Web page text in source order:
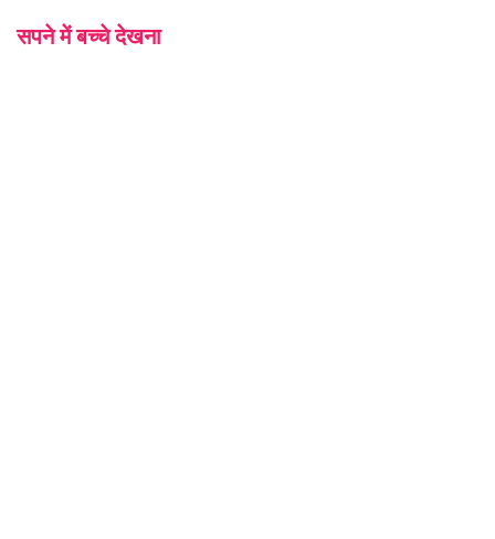
सपने में बच्चे देखना